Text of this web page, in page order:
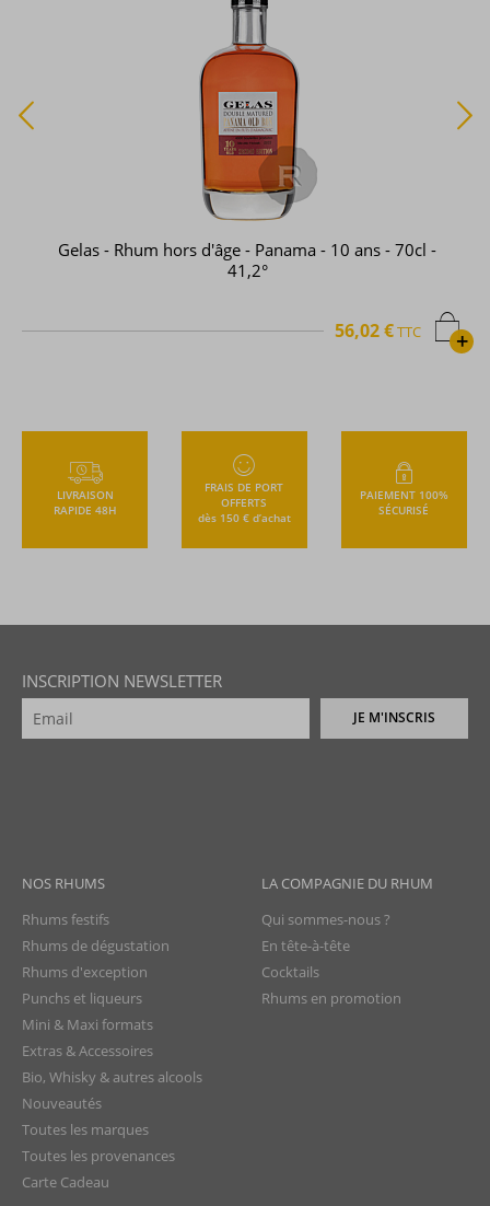
Gelas - Rhum hors d'âge - Panama - 10 ans - 70cl -
41,2°
+
56,02 €TTC
LIVRAISON
RAPIDE 48H
FRAIS DE PORT
OFFERTS
dès 150 € d’achat
PAIEMENT 100%
SÉCURISÉ
INSCRIPTION NEWSLETTER
JE M'INSCRIS
NOS RHUMS
Rhums festifs
Rhums de dégustation
Rhums d'exception
Punchs et liqueurs
Mini & Maxi formats
Extras & Accessoires
Bio, Whisky & autres alcools
Nouveautés
Toutes les marques
Toutes les provenances
Carte Cadeau
LA COMPAGNIE DU RHUM
Qui sommes-nous ?
En tête-à-tête
Cocktails
Rhums en promotion